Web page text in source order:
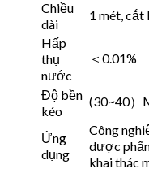
Chiều
dài
1 mét, cắt
Hấp
thụ
nước
＜0.01%
Độ bền
kéo
(30~40）
Ứng
dụng
Công
dược
khai thác